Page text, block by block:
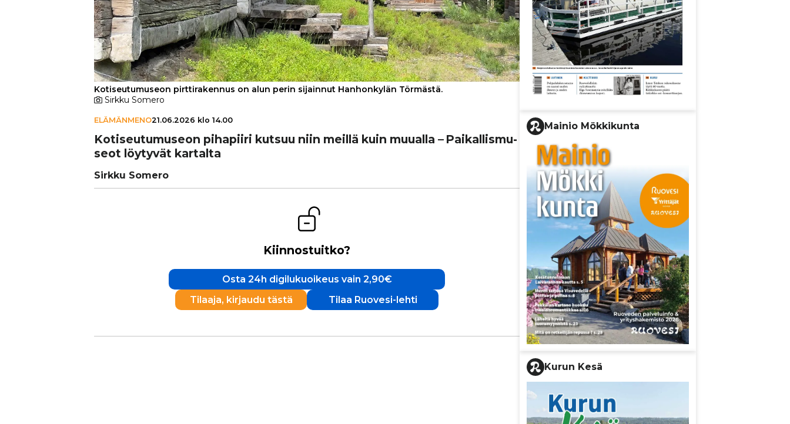
Kotiseutumuseon pirttirakennus on alun perin sijainnut Hanhonkylän Törmästä.
Sirkku Somero
ELÄMÄNMENO21.06.2026 klo 14.00
Koti­seu­tu­mu­seon pihapiiri kutsuu niin meillä kuin muualla – Pai­kal­lis­mu­
seot löytyvät kartalta
Sirkku Somero
Kiinnostuitko?
Osta 24h digilukuoikeus vain 2,90€
Tilaaja, kirjaudu tästä
Tilaa Ruovesi-lehti
Mainio Mökkikunta
Kurun Kesä